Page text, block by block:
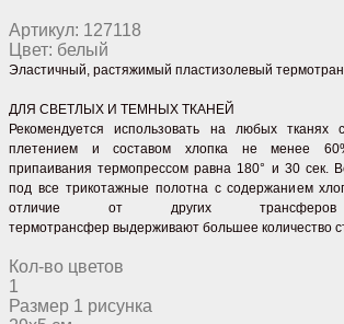
Артикул: 127118
Цвет: белый
Эластичный, растяжимый пластизолевый
ДЛЯ СВЕТЛЫХ И ТЕМНЫХ ТКАНЕЙ
Рекомендуется использовать на любых
плетением и составом хлопка не менее
припаивания термопрессом равна 180° и 30 сек.
под все трикотажные полотна с содержанием
отличие от других
термотрансфер выдерживают большее количество
Кол-во цветов
1
Размер 1 рисунка